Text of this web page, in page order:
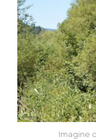
Imagine